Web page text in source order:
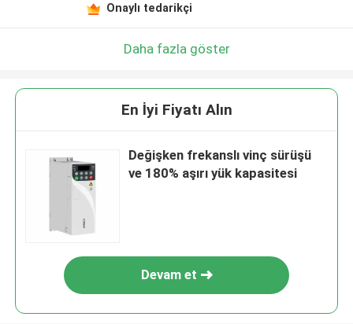
Onaylı tedarikçi
Daha fazla göster
En İyi Fiyatı Alın
Değişken frekanslı vinç sürüşü
ve 180% aşırı yük kapasitesi
Devam et